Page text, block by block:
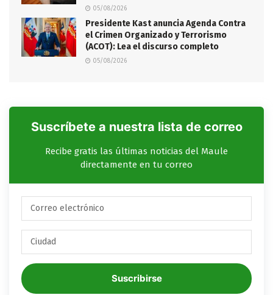
05/08/2026
Presidente Kast anuncia Agenda Contra
el Crimen Organizado y Terrorismo
(ACOT): Lea el discurso completo
05/08/2026
Suscríbete a nuestra lista de correo
Recibe gratis las últimas noticias del Maule
directamente en tu correo
Suscribirse